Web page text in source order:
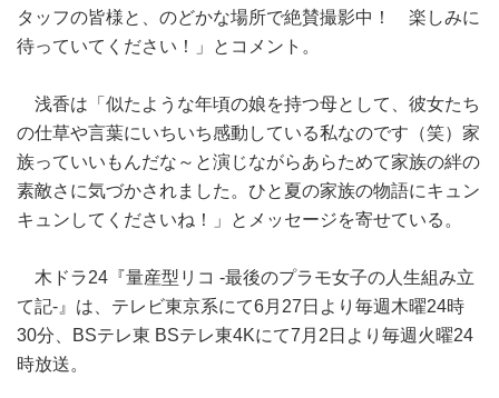
タッフの皆様と、のどかな場所で絶賛撮影中！ 楽しみに
待っていてください！」とコメント。
浅香は「似たような年頃の娘を持つ母として、彼女たち
の仕草や言葉にいちいち感動している私なのです（笑）家
族っていいもんだな～と演じながらあらためて家族の絆の
素敵さに気づかされました。ひと夏の家族の物語にキュン
キュンしてくださいね！」とメッセージを寄せている。
木ドラ24『量産型リコ ‐最後のプラモ女子の人生組み立
て記‐』は、テレビ東京系にて6月27日より毎週木曜24時
30分、BSテレ東 BSテレ東4Kにて7月2日より毎週火曜24
時放送。